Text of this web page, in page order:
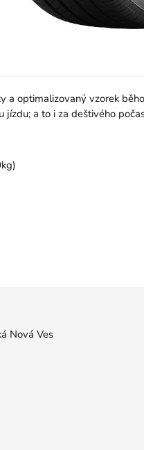
a optimalizovaný vzorek
jízdu; a to i za deštivého
Nová Ves